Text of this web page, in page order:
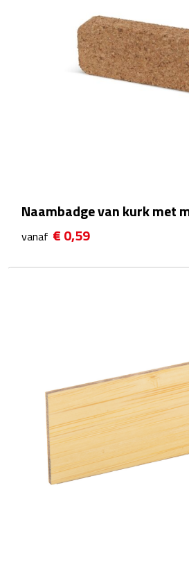
Thermosbekers
Drinkflessen
Thermosflessen
Waterflesjes
Waterflessen
Dubbelwandige glazen
Bierglazen
Champagneglazen
Cocktailglazen
Naambadge van kurk met
vanaf € 0,59